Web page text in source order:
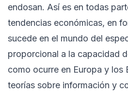
endosan. Así es en todas
tendencias económicas, en
sucede en el mundo del
proporcional a la capacidad
como ocurre en Europa y los
teorías sobre información y